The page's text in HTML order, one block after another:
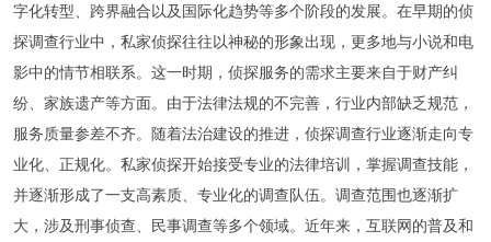
字化转型、跨界融合以及国际化趋势等多个阶段的发展。在早期的侦
探调查行业中，私家侦探往往以神秘的形象出现，更多地与小说和电
影中的情节相联系。这一时期，侦探服务的需求主要来自于财产纠
纷、家族遗产等方面。由于法律法规的不完善，行业内部缺乏规范，
服务质量参差不齐。随着法治建设的推进，侦探调查行业逐渐走向专
业化、正规化。私家侦探开始接受专业的法律培训，掌握调查技能，
并逐渐形成了一支高素质、专业化的调查队伍。调查范围也逐渐扩
大，涉及刑事侦查、民事调查等多个领域。近年来，互联网的普及和